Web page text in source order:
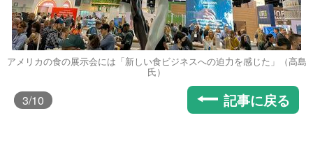
アメリカの食の展示会には「新しい食ビジネスへの迫力を感じた」（高島
氏）
3/10 記事に戻る